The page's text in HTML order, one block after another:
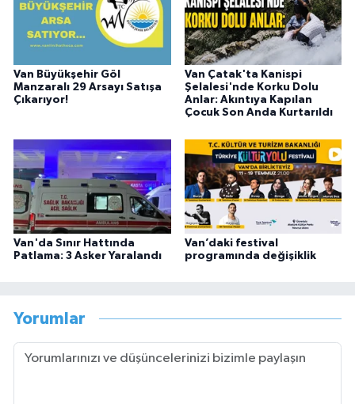
Van Büyükşehir Göl
Manzaralı 29 Arsayı Satışa
Çıkarıyor!
Van Çatak'ta Kanispi
Şelalesi'nde Korku Dolu
Anlar: Akıntıya Kapılan
Çocuk Son Anda Kurtarıldı
Van'da Sınır Hattında
Patlama: 3 Asker Yaralandı
Van’daki festival
programında değişiklik
Yorumlar